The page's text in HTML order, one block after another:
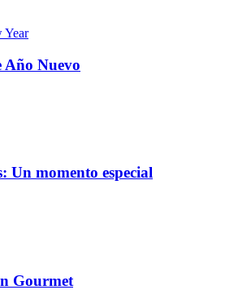
Año Nuevo
Un momento especial
Gourmet